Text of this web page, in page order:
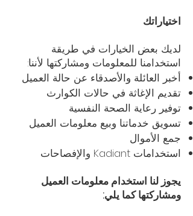
اختياراتك
لديك بعض الخيارات في طريقة
استخدامنا للمعلومات ومشاركتها لأننا:
أخبر العائلة والأصدقاء عن حالة العميل
تقديم الإغاثة في حالات الكوارث
توفير رعاية الصحة النفسية
تسويق خدماتنا وبيع معلومات العميل
جمع الأموال
استخدامات Kadiant والإفصاحات
يجوز لنا استخدام معلومات العميل
ومشاركتها كما يلي: